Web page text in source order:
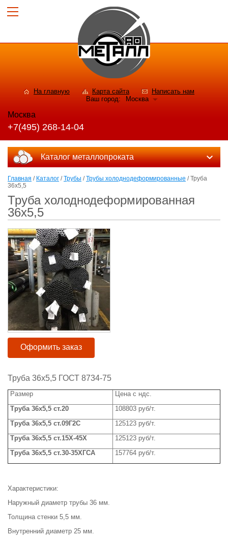
На главную Карта сайта
Написать нам
Ваш город:
Москва
Москва
+7(495) 268-14-04
Каталог металлопроката
Главная / Каталог /Трубы /Трубы холоднодеформированные / Труба
36x5,5
Труба холоднодеформированная
36x5,5
Оформить заказ
Труба 36x5,5 ГОСТ 8734-75
Размер
Цена с ндс.
Труба 36x5,5 ст.20
108803 руб/т.
Труба 36x5,5 ст.09Г2С
125123 руб/т.
Труба 36x5,5 ст.15Х-45Х 125123 руб/т.
Труба 36x5,5 ст.30-35ХГСА 157764 руб/т.
Характеристики:
Наружный диаметр трубы 36 мм.
Толщина стенки 5,5 мм.
Внутренний диаметр 25 мм.